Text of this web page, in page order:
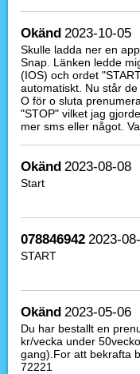
Okänd 2023-10-05
Skulle ladda ner en
Snap. Länken ledde
(IOS) och ordet
automatiskt. Nu står
O för o sluta
"STOP" vilket jag
mer sms eller något.
Okänd 2023-08-08
Start
078846942 2023-
START
Okänd 2023-05-06
Du har bestallt en
kr/vecka under
gang).For att bekrafta
72221